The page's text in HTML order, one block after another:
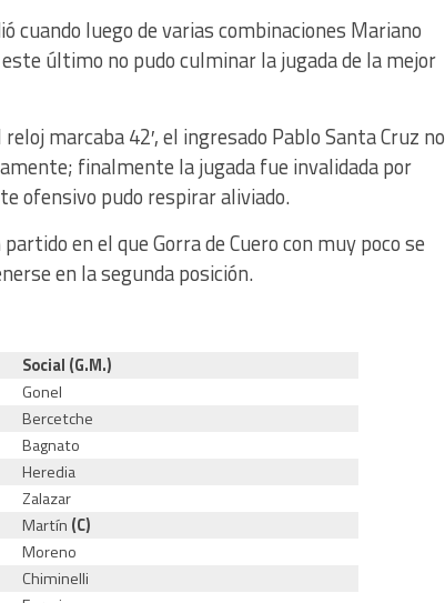
cuando luego de varias combinaciones Mariano
último no pudo culminar la jugada de la mejor
marcaba 42′, el ingresado Pablo Santa Cruz no
finalmente la jugada fue invalidada por
ofensivo pudo respirar aliviado.
en el que Gorra de Cuero con muy poco se
en la segunda posición.
Social (G.M.)
Gonel
Bercetche
Bagnato
Heredia
Zalazar
Martín (C)
Moreno
Chiminelli